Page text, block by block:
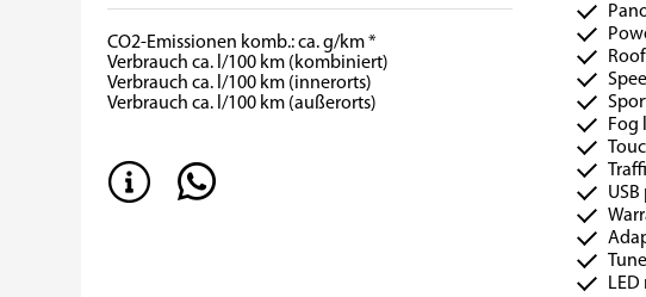
CO2-Emissionen komb.: ca. g/km *
Verbrauch ca. l/100 km (kombiniert)
Verbrauch ca. l/100 km (innerorts)
Verbrauch ca. l/100 km (außerorts)
Fog